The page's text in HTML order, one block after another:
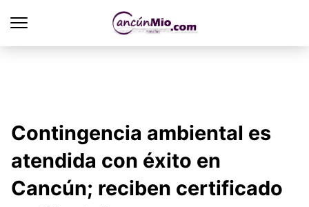
Contingencia ambiental es
atendida con éxito en
Cancún; reciben certificado